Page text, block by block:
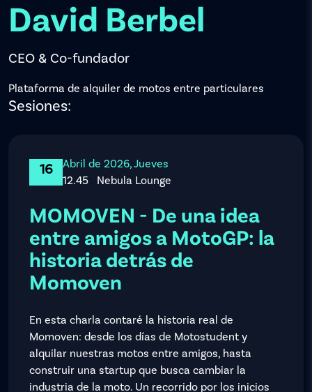
David Berbel
CEO & Co-fundador
Plataforma de alquiler de motos entre particulares
Sesiones:
16
Abril de 2026, Jueves
12.45
Nebula Lounge
MOMOVEN - De una idea
entre amigos a MotoGP: la
historia detrás de
Momoven
En esta charla contaré la historia real de
Momoven: desde los días de Motostudent y
alquilar nuestras motos entre amigos, hasta
construir una startup que busca cambiar la
industria de la moto. Un recorrido por los inicios